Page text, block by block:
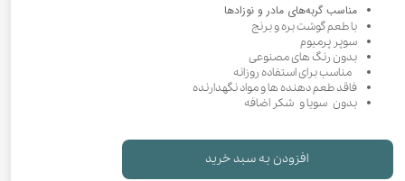
مناسب گربه‌های مادر و نوزادها
با طعم گوشت بره و برنج
سوپر پرمیوم
بدون رنگ های مصنوعی
مناسب برای استفاده روزانه
فاقد طعم دهنده ها و مواد نگهدارنده
بدون سویا و شکر اضافه
افزودن به سبد خرید